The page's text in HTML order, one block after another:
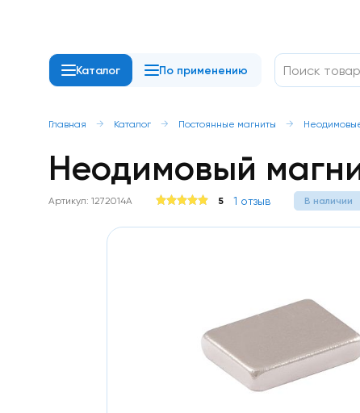
Каталог По применению
Диск
Прямоугольник
Квадрат
Кольцо
Конусы
Пруток
отверстием
зенковкой
Особо
мощные
Главная Каталог Постоянные магниты
Неодимовый
Артикул: 1272014A 5 1 отзыв В наличии